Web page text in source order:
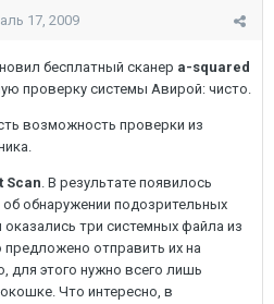
17, 2009
бесплатный сканер a-squared
проверку системы Авирой: чисто.
возможность проверки из
Scan. В результате появилось
обнаружении подозрительных
три системных файла из
предложено отправить их на
для этого нужно всего лишь
Что интересно, в